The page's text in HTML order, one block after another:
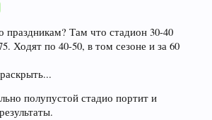
праздникам? Там что стадион 30-40
Ходят по 40-50, в том сезоне и за 60
полупустой стадио портит и